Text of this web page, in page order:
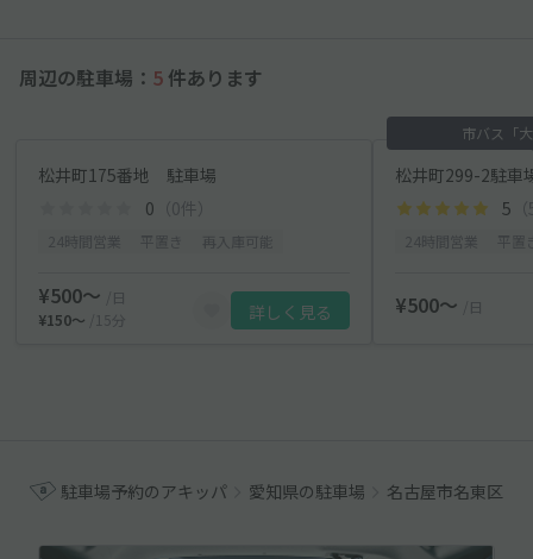
周辺の駐車場： 5 件あります
松井町175番地 駐車場
0 （0件）
¥500〜
/日
¥150〜
/15分 詳しく見る
市バス「
松井町299-2駐車
5
¥500〜 /日
駐車場予約のアキッパ 愛知県の駐車場 名古屋市名東区の